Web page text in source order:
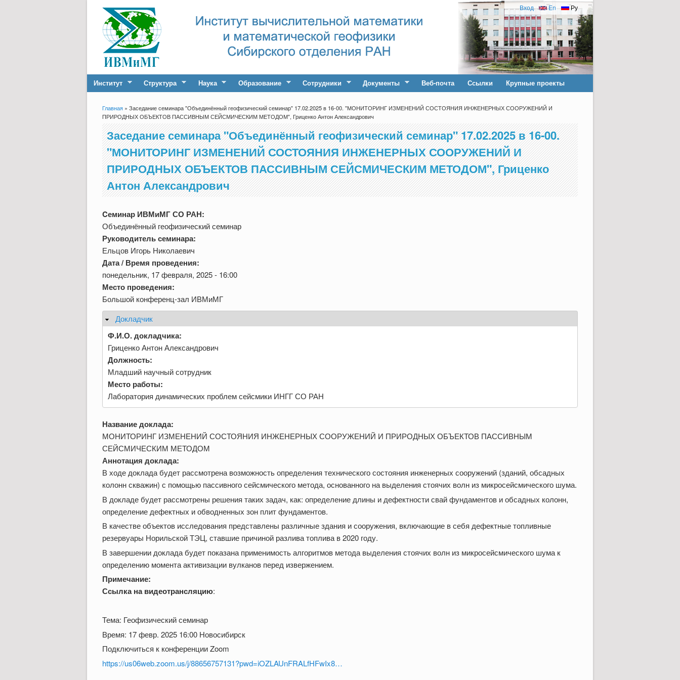
Ру
En
Вход
Институт Структура Наука Образование Сотрудники Документы Веб-почта Ссылки Крупные проекты
Вы здесь
Главная » Заседание семинара "Объединённый геофизический семинар" 17.02.2025 в 16-00. "МОНИТОРИНГ ИЗМЕНЕНИЙ СОСТОЯНИЯ ИНЖЕНЕРНЫХ СООРУЖЕНИЙ И
ПРИРОДНЫХ ОБЪЕКТОВ ПАССИВНЫМ СЕЙСМИЧЕСКИМ МЕТОДОМ", Гриценко Антон Александрович
Заседание семинара "Объединённый геофизический семинар" 17.02.2025 в 16-00.
"МОНИТОРИНГ ИЗМЕНЕНИЙ СОСТОЯНИЯ ИНЖЕНЕРНЫХ СООРУЖЕНИЙ И
ПРИРОДНЫХ ОБЪЕКТОВ ПАССИВНЫМ СЕЙСМИЧЕСКИМ МЕТОДОМ", Гриценко
Антон Александрович
Cеминар ИВМиМГ СО РАН:
Объединённый геофизический семинар
Руководитель семинара:
Ельцов Игорь Николаевич
Дата / Время проведения:
понедельник, 17 февраля, 2025 - 16:00
Место проведения:
Большой конференц-зал ИВМиМГ
Скрыть
Докладчик
Ф.И.О. докладчика:
Гриценко Антон Александрович
Должность:
Младший научный сотрудник
Место работы:
Лаборатория динамических проблем сейсмики ИНГГ СО РАН
Название доклада:
МОНИТОРИНГ ИЗМЕНЕНИЙ СОСТОЯНИЯ ИНЖЕНЕРНЫХ СООРУЖЕНИЙ И ПРИРОДНЫХ ОБЪЕКТОВ ПАССИВНЫМ
СЕЙСМИЧЕСКИМ МЕТОДОМ
Аннотация доклада:
В ходе доклада будет рассмотрена возможность определения технического состояния инженерных сооружений (зданий, обсадных
колонн скважин) с помощью пассивного сейсмического метода, основанного на выделения стоячих волн из микросейсмического шума.
В докладе будет рассмотрены решения таких задач, как: определение длины и дефектности свай фундаментов и обсадных колонн,
определение дефектных и обводненных зон плит фундаментов.
В качестве объектов исследования представлены различные здания и сооружения, включающие в себя дефектные топливные
резервуары Норильской ТЭЦ, ставшие причиной разлива топлива в 2020 году.
В завершении доклада будет показана применимость алгоритмов метода выделения стоячих волн из микросейсмического шума к
определению момента активизации вулканов перед извержением.
Примечание:
Ссылка на видеотрансляцию:
Тема: Геофизический семинар
Время: 17 февр. 2025 16:00 Новосибирск
Подключиться к конференции Zoom
https://us06web.zoom.us/j/88656757131?pwd=iOZLAUnFRALfHFwIx8…